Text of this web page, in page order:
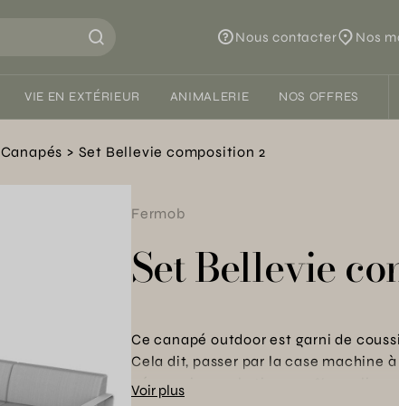
Nous contacter Nos
VIE EN EXTÉRIEUR ANIMALERIE NOS OFFRES
Canapés Set Bellevie composition 2
Fermob
Set Bellevie
Ce canapé outdoor est garni de
Cela dit, passer par la case machine
nécessaire car le tissu 100%
Voir plus